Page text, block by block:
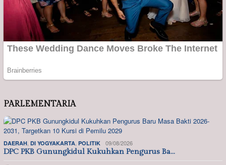
PARLEMENTARIA
DAERAH DI YOGYAKARTA POLITIK 09/08/2026
DPC PKB Gunungkidul Kukuhkan Pengurus Ba…